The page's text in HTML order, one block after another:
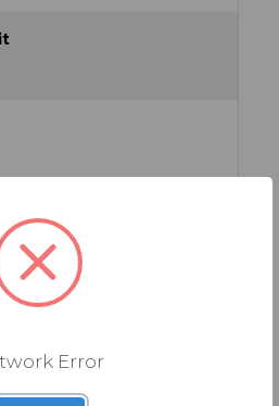
- Durée
: environ 2,5
Error